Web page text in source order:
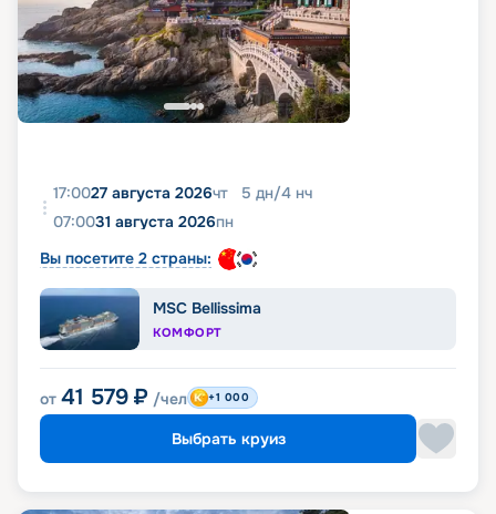
17:0027 августа 2026чт 5 дн/4 нч
07:0031 августа 2026пн
Вы посетите 2 страны:
MSC Bellissima
КОМФОРТ
от 41 579 ₽ /чел +1 000
Выбрать круиз